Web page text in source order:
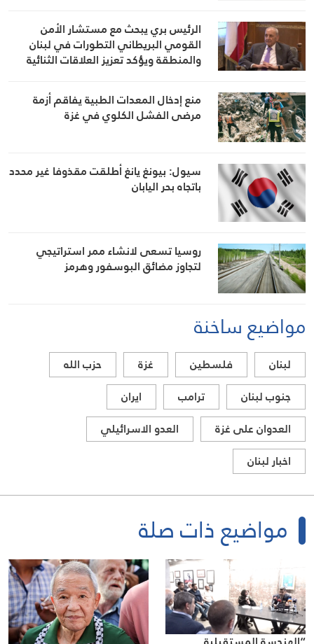
الرئيس بري يبحث مع مستشار الأمن
القومي البريطاني التطورات في لبنان
والمنطقة ويؤكد تعزيز العلاقات الثنائية
منع إدخال المعدات الطبية يفاقم أزمة
مرضى الفشل الكلوي في غزة
سيول: بيونغ يانغ أطلقت مقذوفا غير محدد
باتجاه بحر اليابان
روسيا تسعى لانشاء ممر استراتيجي
لتجاوز مضائق البوسفور وهرمز
مواضيع ساخنة
لبنان فلسطين غزة
حزب الله
جنوب لبنان
ترامب
ايران
العدوان على غزة
العدو الاسرائيلي
اخبار لبنان
مواضيع ذات صلة